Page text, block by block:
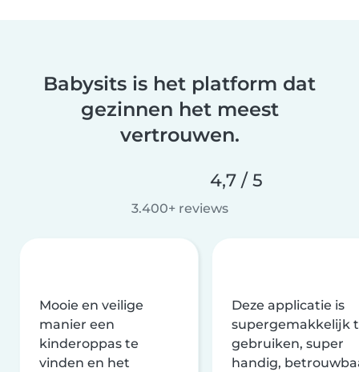
Babysits is het platform dat
gezinnen het meest
vertrouwen.
4,7 / 5
3.400+ reviews
Mooie en veilige
manier een
kinderoppas te
vinden en het
Deze applicatie is
supergemakkelijk
gebruiken, super
handig,